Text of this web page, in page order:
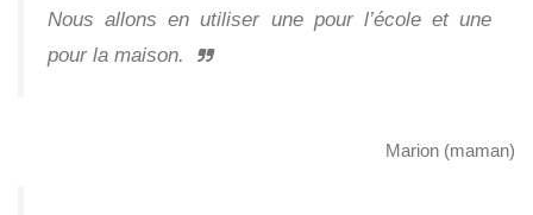
Nous allons en utiliser une pour l’école et une
pour la maison.
Marion (maman)